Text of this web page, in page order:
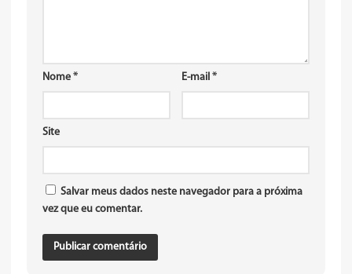
Nome * E-mail *
Site
Salvar meus dados neste navegador para a próxima
vez que eu comentar.